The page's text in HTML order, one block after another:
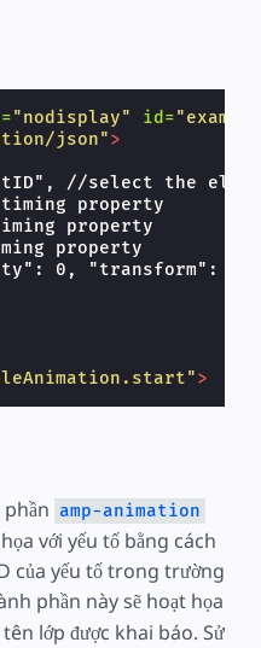
"nodisplay" id=
json">
//select the
property
property
property
0, "transform":
>
amp-animation
với yếu tố bằng cách
của yếu tố trong trường
phần này sẽ hoạt họa
lớp được khai báo. Sử